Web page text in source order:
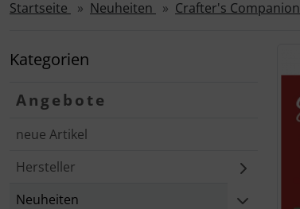
Sprungnavigation
Springe zur Navigation
Springe zum Button für Einstellungen
Springe zu den allgemeinen Informationen
Startseite Neuheiten Crafter's Companion
Kategorien
Angebote
neue Artikel
Hersteller
Neuheiten